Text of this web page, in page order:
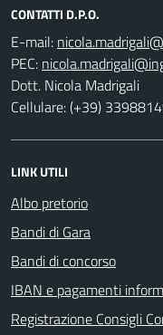
CONTATTI D.P.O.
E-mail:
PEC:
Dott. Nicola Madrigali
Cellulare: (+39)
LINK UTILI
Albo pretorio
Bandi di Gara
Bandi di concorso
IBAN e pagamenti
Registrazione Consigli